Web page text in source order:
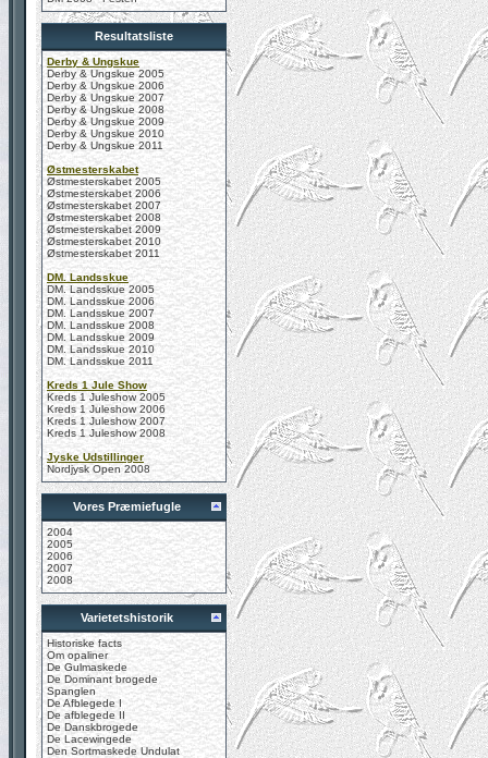
Resultatsliste
Derby & Ungskue
Derby & Ungskue 2005
Derby & Ungskue 2006
Derby & Ungskue 2007
Derby & Ungskue 2008
Derby & Ungskue 2009
Derby & Ungskue 2010
Derby & Ungskue 2011
Østmesterskabet
Østmesterskabet 2005
Østmesterskabet 2006
Østmesterskabet 2007
Østmesterskabet 2008
Østmesterskabet 2009
Østmesterskabet 2010
Østmesterskabet 2011
DM. Landsskue
DM. Landsskue 2005
DM. Landsskue 2006
DM. Landsskue 2007
DM. Landsskue 2008
DM. Landsskue 2009
DM. Landsskue 2010
DM. Landsskue 2011
Kreds 1 Jule Show
Kreds 1 Juleshow 2005
Kreds 1 Juleshow 2006
Kreds 1 Juleshow 2007
Kreds 1 Juleshow 2008
Jyske Udstillinger
Nordjysk Open 2008
Vores Præmiefugle
2004
2005
2006
2007
2008
Varietetshistorik
Historiske facts
Om opaliner
De Gulmaskede
De Dominant brogede
Spanglen
De Afblegede I
De afblegede II
De Danskbrogede
De Lacewingede
Den Sortmaskede Undulat